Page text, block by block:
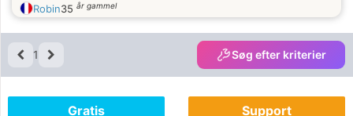
Robin35 år gammel
1 Søg efter kriterier
Gratis Support